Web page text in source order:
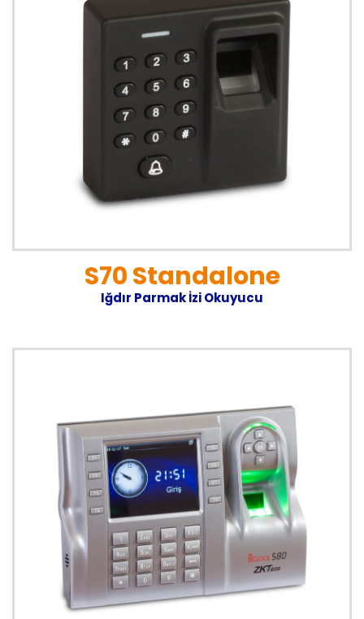
S70 Standalone
Iğdır Parmak İzi Okuyucu